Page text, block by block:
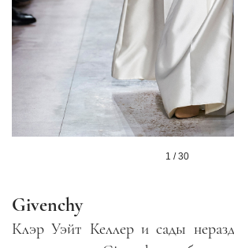
1 / 30
Givenchy
Клэр Уэйт Келлер и сады